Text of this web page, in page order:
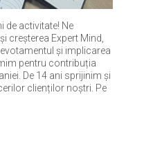
de activitate! Ne
creșterea Expert Mind,
și implicarea
pentru contribuția
De 14 ani sprijinim și
clienților noștri. Pe